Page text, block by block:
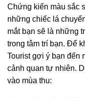
Chứng kiến ​​màu sắc
những chiếc lá
mắt bạn sẽ là những
trong tâm trí bạn. Để
Tourist gợi ý bạn đến
cảnh quan tự nhiên.
vào mùa thu: